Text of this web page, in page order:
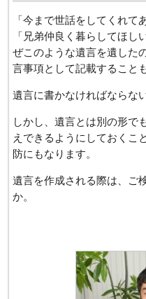
「今まで世話をしてくれて
「兄弟仲良く暮らしてほし
ぜこのような遺言を遺した
言事項として記載すること
遺言に書かなければならな
しかし、遺言とは別の形で
えできるようにしておくこ
防にもなります。
遺言を作成される際は、ご
か。